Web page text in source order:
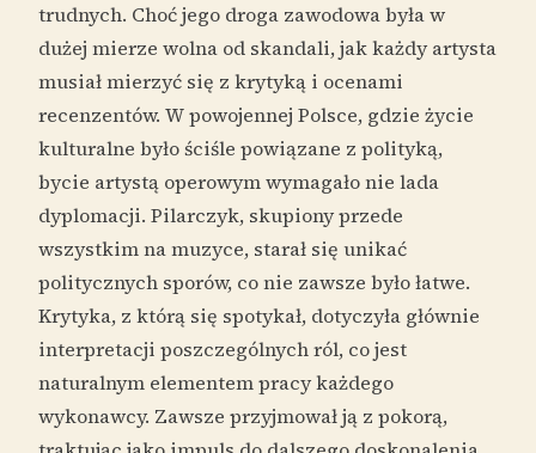
trudnych. Choć jego droga zawodowa była w
dużej mierze wolna od skandali, jak każdy artysta
musiał mierzyć się z krytyką i ocenami
recenzentów. W powojennej Polsce, gdzie życie
kulturalne było ściśle powiązane z polityką,
bycie artystą operowym wymagało nie lada
dyplomacji. Pilarczyk, skupiony przede
wszystkim na muzyce, starał się unikać
politycznych sporów, co nie zawsze było łatwe.
Krytyka, z którą się spotykał, dotyczyła głównie
interpretacji poszczególnych ról, co jest
naturalnym elementem pracy każdego
wykonawcy. Zawsze przyjmował ją z pokorą,